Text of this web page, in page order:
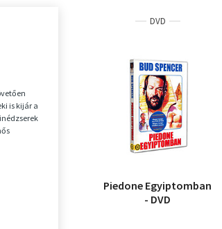
is kijár a
DVD
Piedone Egyiptomban
- DVD